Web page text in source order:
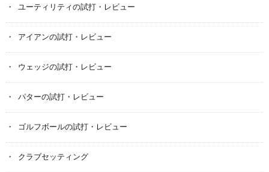
ユーティリティの試打・レビュー
アイアンの試打・レビュー
ウェッジの試打・レビュー
パターの試打・レビュー
ゴルフボールの試打・レビュー
クラブセッティング